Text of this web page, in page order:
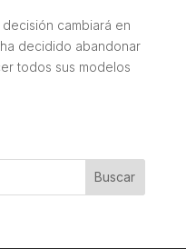
cambiará en
decidido abandonar
todos sus modelos
Buscar